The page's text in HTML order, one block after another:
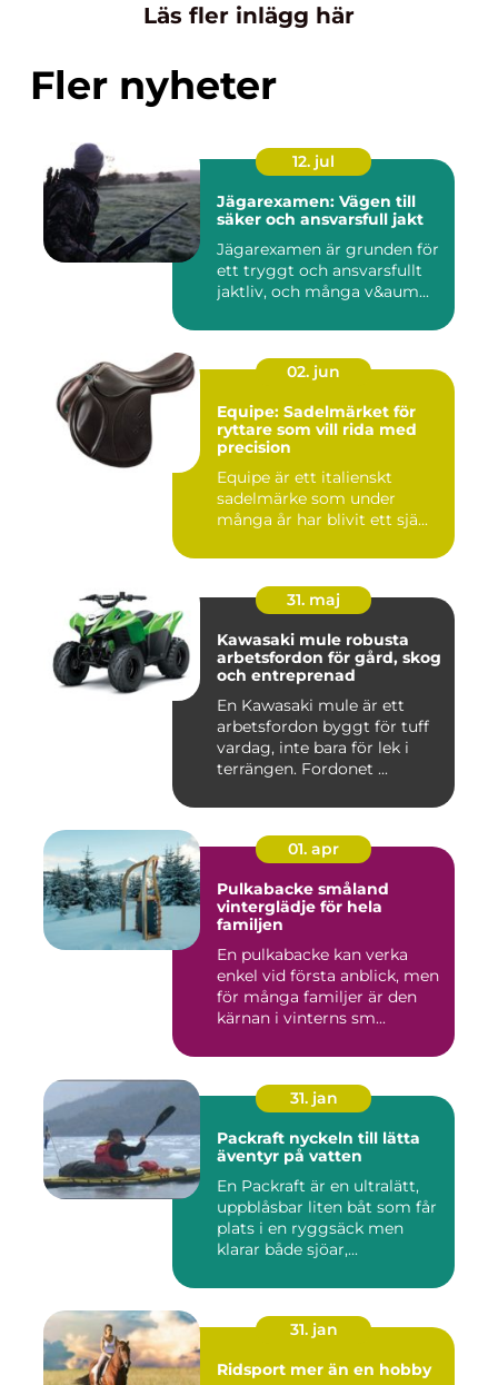
Läs fler inlägg här
Fler nyheter
12. jul
Jägarexamen: Vägen till
säker och ansvarsfull jakt
Jägarexamen är grunden för
ett tryggt och ansvarsfullt
jaktliv, och många v&aum...
02. jun
Equipe: Sadelmärket för
ryttare som vill rida med
precision
Equipe är ett italienskt
sadelmärke som under
många år har blivit ett sjä...
31. maj
Kawasaki mule robusta
arbetsfordon för gård, skog
och entreprenad
En Kawasaki mule är ett
arbetsfordon byggt för tuff
vardag, inte bara för lek i
terrängen. Fordonet ...
01. apr
Pulkabacke småland
vinterglädje för hela
familjen
En pulkabacke kan verka
enkel vid första anblick, men
för många familjer är den
kärnan i vinterns sm...
31. jan
Packraft nyckeln till lätta
äventyr på vatten
En Packraft är en ultralätt,
uppblåsbar liten båt som får
plats i en ryggsäck men
klarar både sjöar,...
31. jan
Ridsport mer än en hobby